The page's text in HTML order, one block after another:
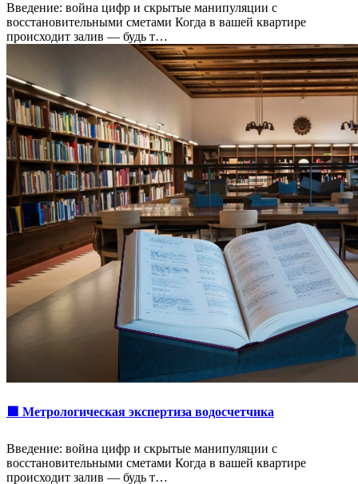
Введение: война цифр и скрытые манипуляции с
восстановительными сметами Когда в вашей квартире
происходит залив — будь т…
🟩 Метрологическая экспертиза водосчетчика
Введение: война цифр и скрытые манипуляции с
восстановительными сметами Когда в вашей квартире
происходит залив — будь т…